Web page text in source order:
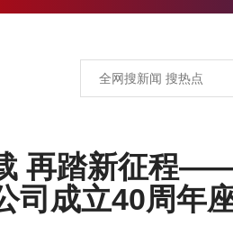
再踏新征程
司成立40周年